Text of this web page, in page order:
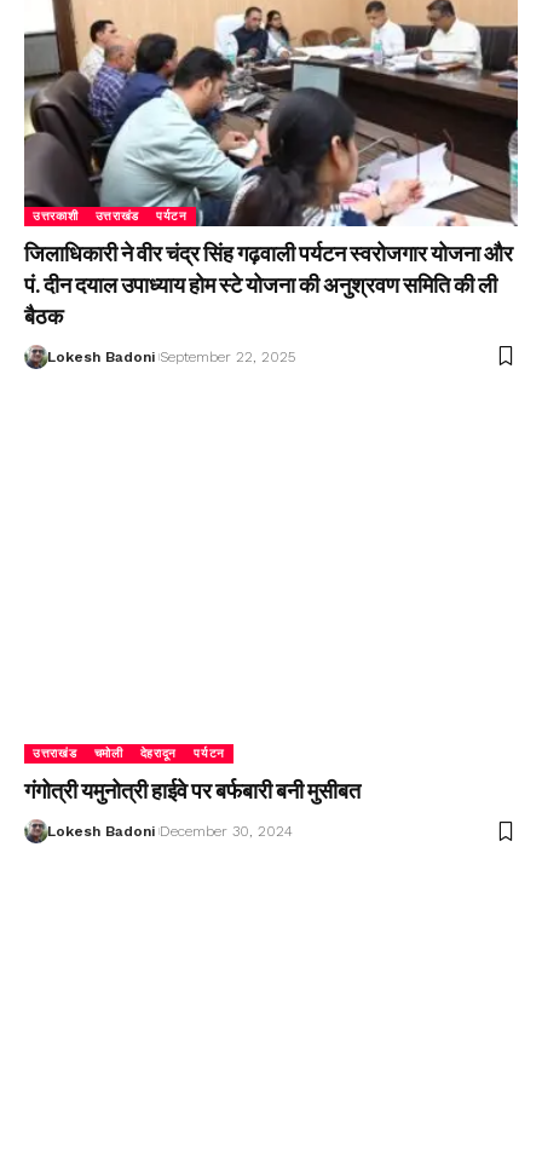
उत्तरकाशी उत्तराखंड पर्यटन
जिलाधिकारी ने वीर चंद्र सिंह गढ़वाली पर्यटन स्वरोजगार योजना और
पं. दीन दयाल उपाध्याय होम स्टे योजना की अनुश्रवण समिति की ली
बैठक
Lokesh Badoni September 22, 2025
उत्तराखंड चमोली देहरादून पर्यटन
गंगोत्री यमुनोत्री हाईवे पर बर्फबारी बनी मुसीबत
Lokesh Badoni December 30, 2024